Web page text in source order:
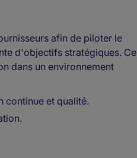
afin de piloter le
d'objectifs stratégiques. Ce
dans un environnement
continue et qualité.